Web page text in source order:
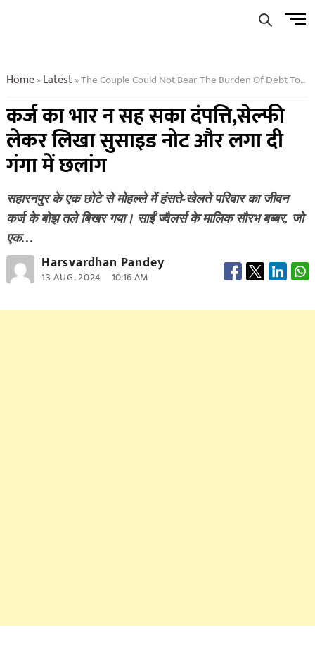
Menu
Home»Latest»The Couple Could Not Bear The Burden Of Debt Took A Selfie Wrote A Suicide Note And Jumped Into The Ganges
कर्ज का भार न सह सका दंपत्ति,सेल्फी
लेकर लिखा सुसाइड नोट और लगा दी
गंगा में छलांग
सहारनपुर के एक छोटे से मोहल्ले में हंसते-खेलते परिवार का जीवन
कर्ज के बोझ तले बिखर गया। साईं ज्वैलर्स के मालिक सौरभ बब्बर, जो
एक…
Harsvardhan Pandey
13 AUG, 2024 10:16 AM